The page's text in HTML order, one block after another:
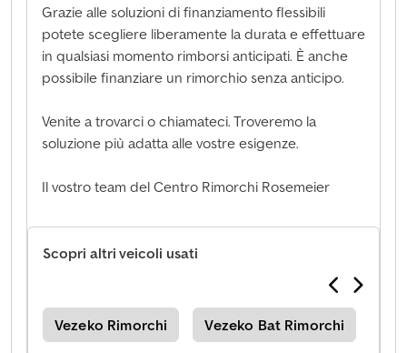
Grazie alle soluzioni di finanziamento flessibili
potete scegliere liberamente la durata e effettuare
in qualsiasi momento rimborsi anticipati. È anche
possibile finanziare un rimorchio senza anticipo.
Venite a trovarci o chiamateci. Troveremo la
soluzione più adatta alle vostre esigenze.
Il vostro team del Centro Rimorchi Rosemeier
Scopri altri veicoli usati
Vezeko Rimorchi Vezeko Bat Rimorchi